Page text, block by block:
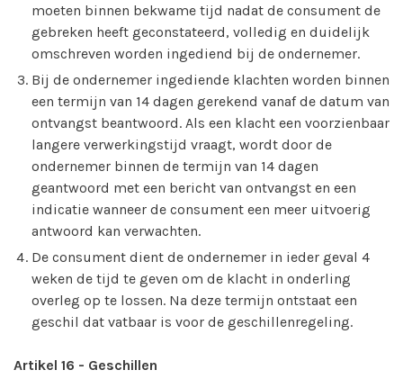
moeten binnen bekwame tijd nadat de consument de
gebreken heeft geconstateerd, volledig en duidelijk
omschreven worden ingediend bij de ondernemer.
Bij de ondernemer ingediende klachten worden binnen
een termijn van 14 dagen gerekend vanaf de datum van
ontvangst beantwoord. Als een klacht een voorzienbaar
langere verwerkingstijd vraagt, wordt door de
ondernemer binnen de termijn van 14 dagen
geantwoord met een bericht van ontvangst en een
indicatie wanneer de consument een meer uitvoerig
antwoord kan verwachten.
De consument dient de ondernemer in ieder geval 4
weken de tijd te geven om de klacht in onderling
overleg op te lossen. Na deze termijn ontstaat een
geschil dat vatbaar is voor de geschillenregeling.
Artikel 16 - Geschillen